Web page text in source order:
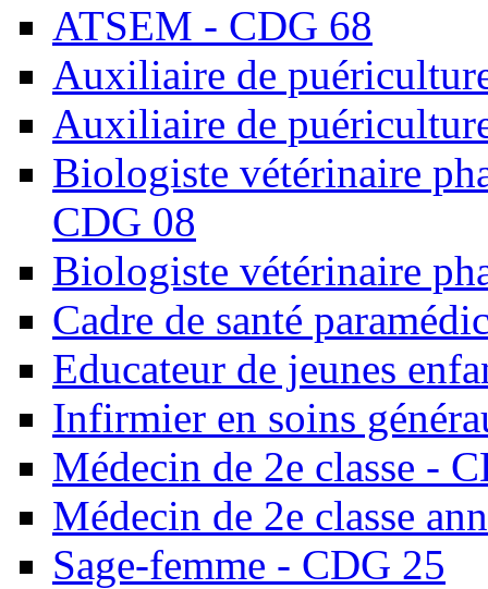
ATSEM - CDG 68
Auxiliaire de
Auxiliaire de
Biologiste vétérinaire
CDG 08
Biologiste vétérinaire
Cadre de santé
Educateur de jeunes
Infirmier en soins
Médecin de 2e classe -
Médecin de 2e classe
Sage-femme - CDG 25